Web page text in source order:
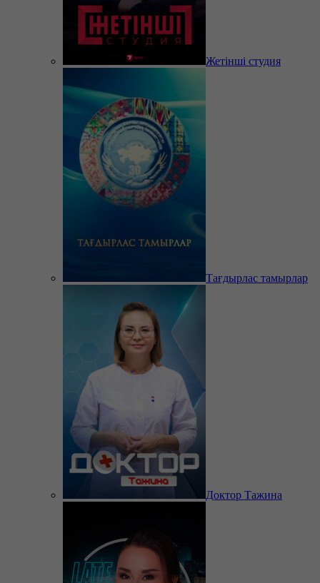
Жетінші студия
Тағдырлас тамырлар
Доктор Тажина